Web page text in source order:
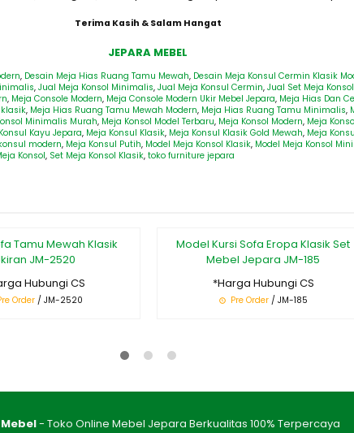
Terima Kasih & Salam Hangat
JEPARA MEBEL
, Desain Meja Hias Ruang Tamu Mewah, Desain Meja Konsul Cermin Klasik
, Jual Meja Konsol Minimalis, Jual Meja Konsul Cermin, Jual Set Meja
, Meja Console Modern, Meja Console Modern Ukir Mebel Jepara, Meja Hias Dan
, Meja Hias Ruang Tamu Mewah Modern, Meja Hias Ruang Tamu Minimalis,
Minimalis Murah, Meja Konsol Model Terbaru, Meja Konsol Modern, Meja
Kayu Jepara, Meja Konsul Klasik, Meja Konsul Klasik Gold Mewah, Meja
modern, Meja Konsul Putih, Model Meja Konsol Klasik, Model Meja Konsol
Konsol, Set Meja Konsol Klasik, toko furniture jepara
Tamu Mewah Klasik
JM-2520
Hubungi CS
Order / JM-2520
Model Kursi Sofa Eropa Klasik Set
Mebel Jepara JM-185
*Harga Hubungi CS
Pre Order/ JM-185
- Toko Online Mebel Jepara Berkualitas 100% Terpercaya